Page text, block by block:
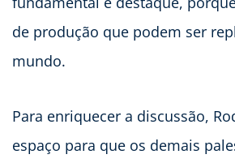
de produção que podem ser
mundo.
Para enriquecer a discussão,
espaço para que os demais